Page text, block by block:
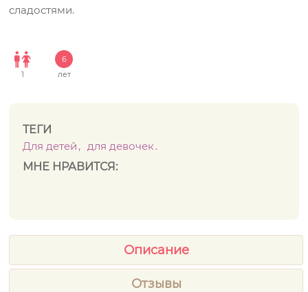
сладостями.
1
6
лет
ТЕГИ
Для детей
для девочек
МНЕ НРАВИТСЯ:
Описание
Отзывы